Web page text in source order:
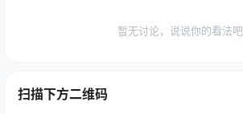
暂无讨论，说说你的看法吧
扫描下方二维码